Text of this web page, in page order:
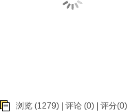
浏览 (1279) | 评论 (0) | 评分(0)